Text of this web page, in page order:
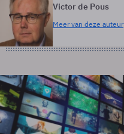
Victor de Pous
Meer van deze auteur